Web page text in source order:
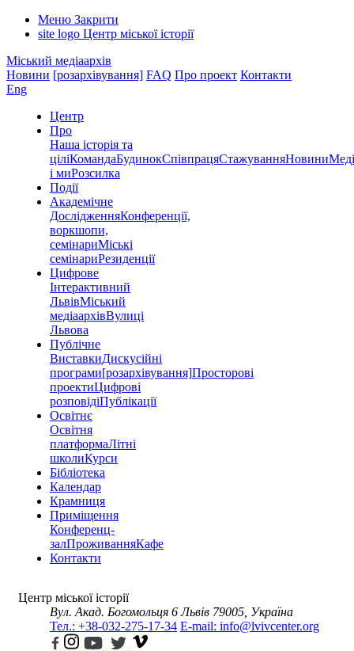
Меню Закрити
site logo Центр міської історії
Міський медіаархів
Новини [розархівування] FAQ Про проект Контакти
Eng
Центр
Про
Наша історія та
ціліКомандаБудинокСпівпрацяСтажуванняНовини
і миРозсилка
Події
Академічне
ДослідженняКонференції,
воркшопи,
семінариМіські
семінариРезиденції
Цифрове
Інтерактивний
ЛьвівМіський
медіаархівВулиці
Львова
Публічне
ВиставкиДискусійні
програми[розархівування]Просторові
проектиЦифрові
розповідіПублікації
Освітнє
Освітня
платформаЛітні
школиКурси
Бібліотека
Календар
Крамниця
Приміщення
Конференц-
залПроживанняКафе
Контакти
Центр міської історії
Вул. Акад. Богомольця 6 Львів 79005, Україна
Тел.: +38-032-275-17-34 E-mail: info@lvivcenter.org